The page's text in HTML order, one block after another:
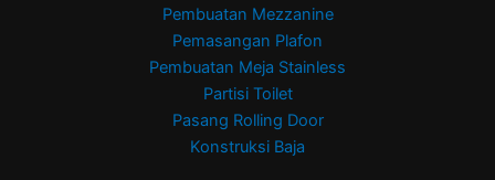
Pembuatan Mezzanine
Pemasangan Plafon
Pembuatan Meja Stainless
Partisi Toilet
Pasang Rolling Door
Konstruksi Baja